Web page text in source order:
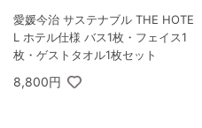
愛媛今治 サステナブル THE HOTE
L ホテル仕様 バス1枚・フェイス1
枚・ゲストタオル1枚セット
8,800円